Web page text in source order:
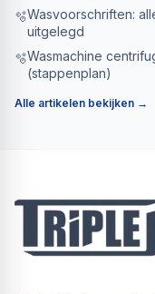
🫧Wasvoorschriften:
uitgelegd
🫧Wasmachine
(stappenplan)
Alle artikelen bekijken →